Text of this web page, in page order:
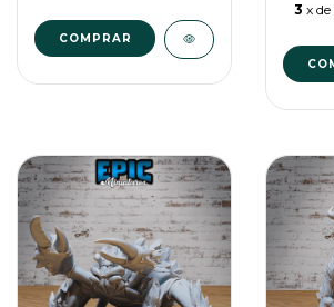
COMPRAR
3 x de